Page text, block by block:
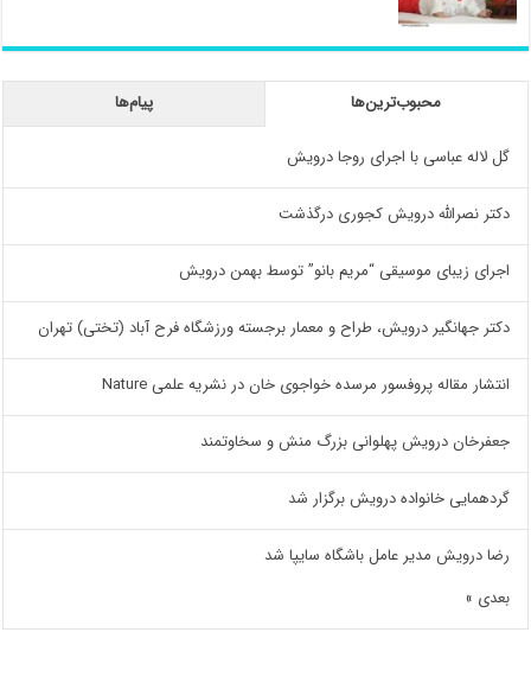
محبوب‌ترین‌ها پیام‌ها
گل لاله عباسی با اجرای روجا درویش
دکتر نصرالله درویش کجوری درگذشت
اجرای زیبای موسیقی “مریم بانو” توسط بهمن درویش
دکتر جهانگیر درویش، طراح و معمار برجسته ورزشگاه فرح آباد (تختی) تهران
انتشار مقاله پروفسور مرسده خواجوی خان در نشریه علمی Nature
جعفرخان درویش پهلوانی بزرگ منش و سخاوتمند
گردهمایی خانواده درویش برگزار شد
رضا درویش مدیر عامل باشگاه سایپا شد
بعدی »